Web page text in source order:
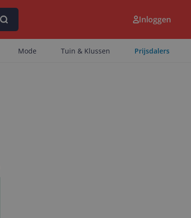
Inloggen
Mode Tuin & Klussen Prijsdalers